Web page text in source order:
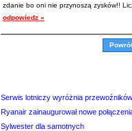
zdanie bo oni nie przynoszą zysków!!
odpowiedz »
Serwis lotniczy wyróżnia
Ryanair zainaugurował nowe
Sylwester dla samotnych